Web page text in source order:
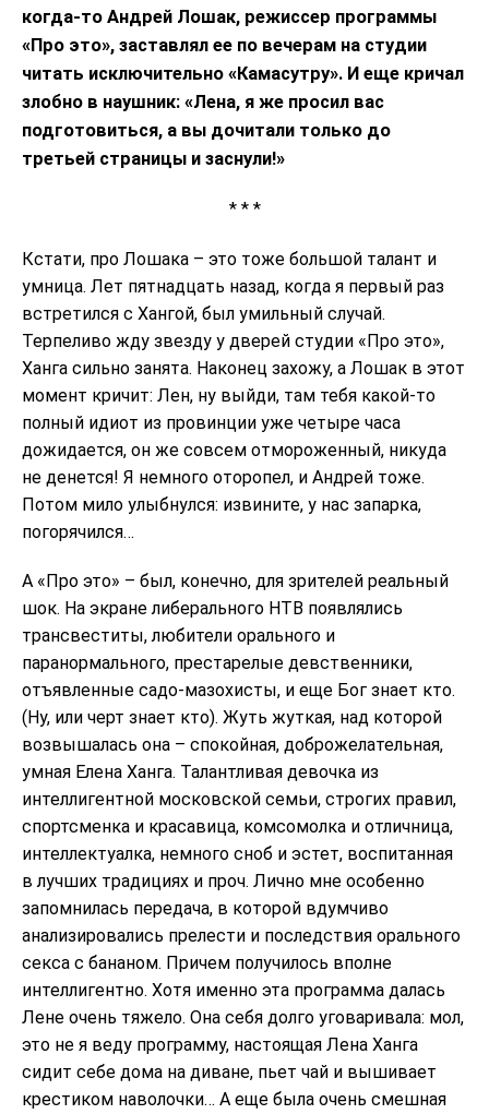
когда-то Андрей Лошак, режиссер программы
«Про это», заставлял ее по вечерам на студии
читать исключительно «Камасутру». И еще кричал
злобно в наушник: «Лена, я же просил вас
подготовиться, а вы дочитали только до
третьей страницы и заснули!»
* * *
Кстати, про Лошака – это тоже большой талант и
умница. Лет пятнадцать назад, когда я первый раз
встретился с Хангой, был умильный случай.
Терпеливо жду звезду у дверей студии «Про это»,
Ханга сильно занята. Наконец захожу, а Лошак в этот
момент кричит: Лен, ну выйди, там тебя какой-то
полный идиот из провинции уже четыре часа
дожидается, он же совсем отмороженный, никуда
не денется! Я немного оторопел, и Андрей тоже.
Потом мило улыбнулся: извините, у нас запарка,
погорячился…
А «Про это» – был, конечно, для зрителей реальный
шок. На экране либерального НТВ появлялись
трансвеститы, любители орального и
паранормального, престарелые девственники,
отъявленные садо-мазохисты, и еще Бог знает кто.
(Ну, или черт знает кто). Жуть жуткая, над которой
возвышалась она – спокойная, доброжелательная,
умная Елена Ханга. Талантливая девочка из
интеллигентной московской семьи, строгих правил,
спортсменка и красавица, комсомолка и отличница,
интеллектуалка, немного сноб и эстет, воспитанная
в лучших традициях и проч. Лично мне особенно
запомнилась передача, в которой вдумчиво
анализировались прелести и последствия орального
секса с бананом. Причем получилось вполне
интеллигентно. Хотя именно эта программа далась
Лене очень тяжело. Она себя долго уговаривала: мол,
это не я веду программу, настоящая Лена Ханга
сидит себе дома на диване, пьет чай и вышивает
крестиком наволочки… А еще была очень смешная